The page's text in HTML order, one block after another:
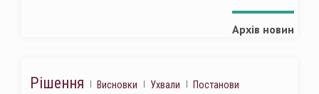
Архів новин
Рішення Висновки Ухвали Постанови